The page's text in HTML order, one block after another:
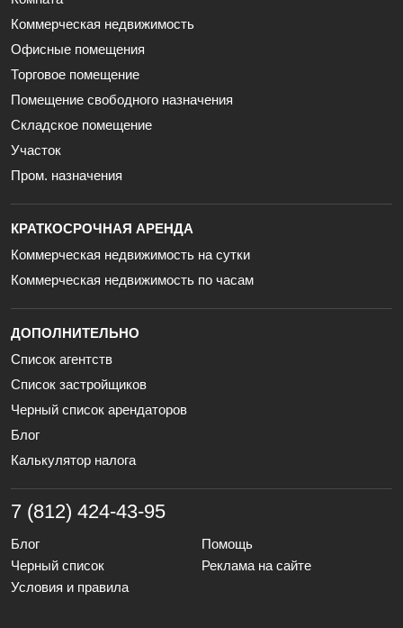
Коммерческая недвижимость
Офисные помещения
Торговое помещение
Помещение свободного назначения
Складское помещение
Участок
Пром. назначения
КРАТКОСРОЧНАЯ АРЕНДА
Коммерческая недвижимость на сутки
Коммерческая недвижимость по часам
ДОПОЛНИТЕЛЬНО
Список агентств
Список застройщиков
Черный список арендаторов
Блог
Калькулятор налога
7 (812) 424-43-95
Блог
Помощь
Черный список
Реклама на сайте
Условия и правила